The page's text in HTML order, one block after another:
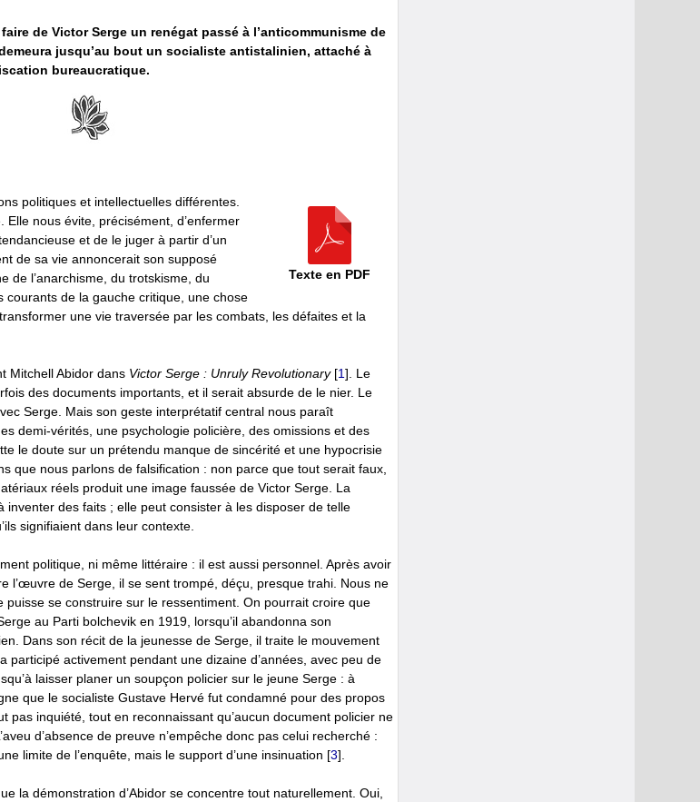
de Victor Serge un renégat passé à l’anticommunisme de
jusqu’au bout un socialiste antistalinien, attaché à
bureaucratique.
Texte en PDF
politiques et intellectuelles différentes.
Elle nous évite, précisément, d’enfermer
et de le juger à partir d’un
de sa vie annoncerait son supposé
de l’anarchisme, du trotskisme, du
courants de la gauche critique, une chose
une vie traversée par les combats, les défaites et la
Mitchell Abidor dans Victor Serge : Unruly Revolutionary[1] . Le
des documents importants, et il serait absurde de le nier. Le
Serge. Mais son geste interprétatif central nous paraît
demi-vérités, une psychologie policière, des omissions et des
le doute sur un prétendu manque de sincérité et une hypocrisie
que nous parlons de falsification : non parce que tout serait faux,
réels produit une image faussée de Victor Serge. La
inventer des faits ; elle peut consister à les disposer de telle
signifiaient dans leur contexte.
politique, ni même littéraire : il est aussi personnel. Après avoir
l’œuvre de Serge, il se sent trompé, déçu, presque trahi. Nous ne
puisse se construire sur le ressentiment. On pourrait croire que
au Parti bolchevik en 1919, lorsqu’il abandonna son
Dans son récit de la jeunesse de Serge, il traite le mouvement
participé activement pendant une dizaine d’années, avec peu de
laisser planer un soupçon policier sur le jeune Serge : à
que le socialiste Gustave Hervé fut condamné pour des propos
pas inquiété, tout en reconnaissant qu’aucun document policier ne
d’absence de preuve n’empêche donc pas celui recherché :
limite de l’enquête, mais le support d’une insinuation [3]
la démonstration d’Abidor se concentre tout naturellement. Oui,